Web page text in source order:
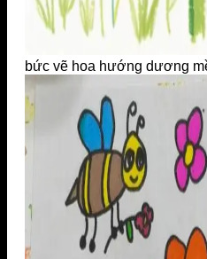
bức vẽ hoa hướng dương